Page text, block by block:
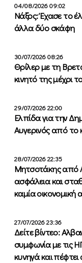
04/08/2026 09:02
Νάξος: Έχασε το
άλλα δύο σκάφη
30/07/2026 08:26
Θρίλερ με τη
κινητό της μέχρι
29/07/2026 22:00
Ελπίδα για την
Αυγερινός από
28/07/2026 22:35
Μητσοτάκης από
ασφάλεια και
καμία οικονομική
27/07/2026 23:36
Δείτε βίντεο:
συμφωνία με τις
κυνηγά και